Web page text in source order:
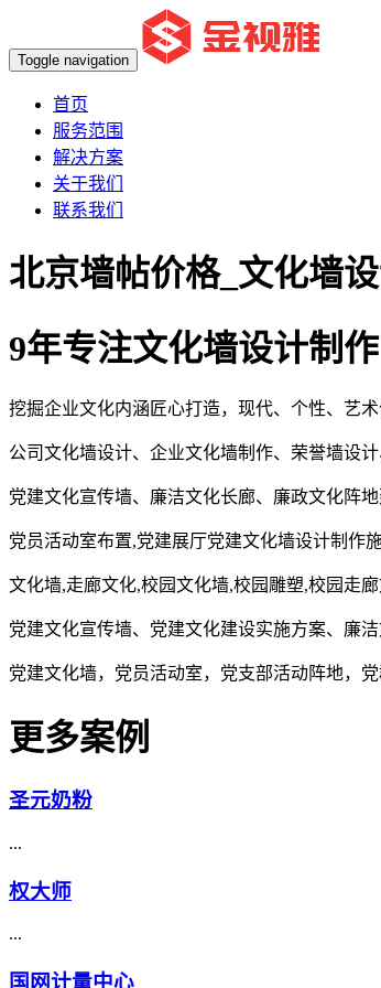
Toggle navigation
首页
服务范围
解决方案
关于我们
联系我们
北京墙帖价格_文化墙
9年专注文化墙设计制作
挖掘企业文化内涵匠心打造，现代、个性、艺
公司文化墙设计、企业文化墙制作、荣誉墙设计
党建文化宣传墙、廉洁文化长廊、廉政文化阵
党员活动室布置,党建展厅党建文化墙设计制作
文化墙,走廊文化,校园文化墙,校园雕塑,校园走
党建文化宣传墙、党建文化建设实施方案、廉
党建文化墙，党员活动室，党支部活动阵地，
更多案例
圣元奶粉
...
权大师
...
国网计量中心